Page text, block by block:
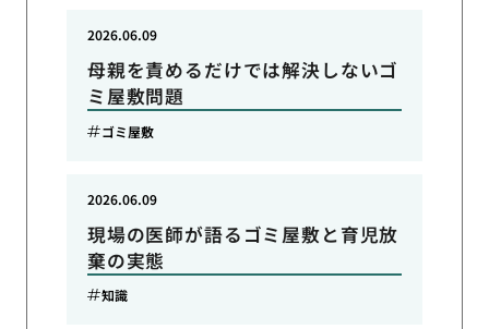
母親を責めるだけでは解決しないゴ
ミ屋敷問題
2026.06.09
ゴミ屋敷
現場の医師が語るゴミ屋敷と育児放
棄の実態
2026.06.09
知識